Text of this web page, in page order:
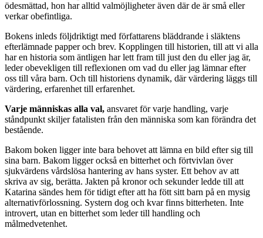
ödesmättad, hon har alltid valmöjligheter även där de är små eller
verkar obefintliga.
Bokens inleds följdriktigt med författarens bläddrande i släktens
efterlämnade papper och brev. Kopplingen till historien, till att vi alla
har en historia som äntligen har lett fram till just den du eller jag är,
leder obevekligen till reflexionen om vad du eller jag lämnar efter
oss till våra barn. Och till historiens dynamik, där värdering läggs till
värdering, erfarenhet till erfarenhet.
Varje människas alla val, ansvaret för varje handling, varje
ståndpunkt skiljer fatalisten från den människa som kan förändra det
bestående.
Bakom boken ligger inte bara behovet att lämna en bild efter sig till
sina barn. Bakom ligger också en bitterhet och förtvivlan över
sjukvärdens vårdslösa hantering av hans syster. Ett behov av att
skriva av sig, berätta. Jakten på kronor och sekunder ledde till att
Katarina sändes hem för tidigt efter att ha fött sitt barn på en mysig
alternativförlossning. Systern dog och kvar finns bitterheten. Inte
introvert, utan en bitterhet som leder till handling och
målmedvetenhet.